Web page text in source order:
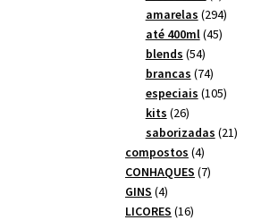
produtos
amarelas 294294
até 400ml 4545
blends 5454
produtos
brancas 7474
produtos
especiais 105105
kits 2626
produtos
saborizadas 2121
compostos 44
produtos
CONHAQUES 77
GINS 44
produtos
LICORES 1616